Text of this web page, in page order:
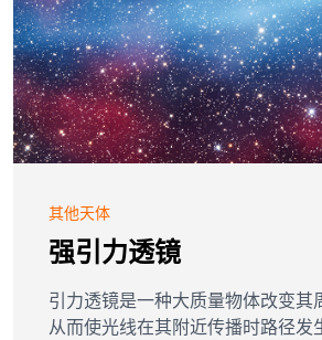
其他天体
强引力透镜
引力透镜是一种大质量物体改变其
从而使光线在其附近传播时路径发